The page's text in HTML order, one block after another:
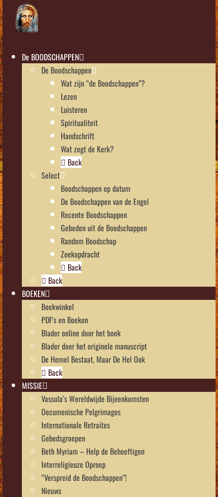
De BOODSCHAPPEN
De Boodschappen
Wat zijn “de Boodschappen”?
Lezen
Luisteren
Spiritualiteit
Handschrift
Wat zegt de Kerk?
Back
Select
Boodschappen op datum
De Boodschappen van de Engel
Recente Boodschappen
Gebeden uit de Boodschappen
Random Boodschap
Zoekopdracht
Back
Back
BOEKEN
Boekwinkel
PDF’s en Boeken
Blader online door het boek
Blader door het originele manuscript
De Hemel Bestaat, Maar De Hel Ook
Back
MISSIE
Vassula’s Wereldwijde Bijeenkomsten
Oecumenische Pelgrimages
Internationale Retraites
Gebedsgroepen
Beth Myriam – Help de Behoeftigen
Interreligieuze Oproep
“Verspreid de Boodschappen”!
Nieuws